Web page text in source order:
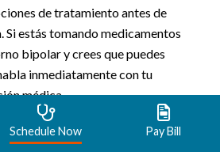
de tratamiento antes de
Si estás tomando medicamentos
bipolar y crees que puedes
inmediatamente con tu
médica.
Schedule Now Pay Bill